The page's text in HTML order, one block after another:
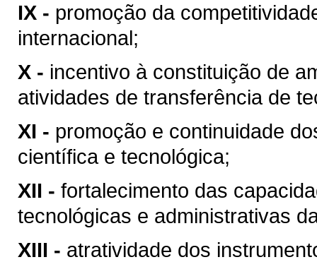
IX - promoção da
internacional;
X - incentivo à constituição de
atividades de transferência de
XI - promoção e continuidade
científica e tecnológica;
XII - fortalecimento das
tecnológicas e administrativas
XIII - atratividade dos